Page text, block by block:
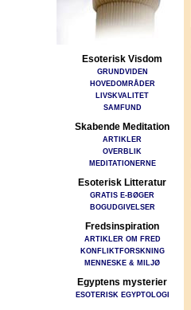
Esoterisk Visdom
GRUNDVIDEN
HOVEDOMRÅDER
LIVSKVALITET
SAMFUND
Skabende Meditation
ARTIKLER
OVERBLIK
MEDITATIONERNE
Esoterisk Litteratur
GRATIS E-BØGER
BOGUDGIVELSER
Fredsinspiration
ARTIKLER OM FRED
KONFLIKTFORSKNING
MENNESKE & MILJØ
Egyptens mysterier
ESOTERISK EGYPTOLOGI